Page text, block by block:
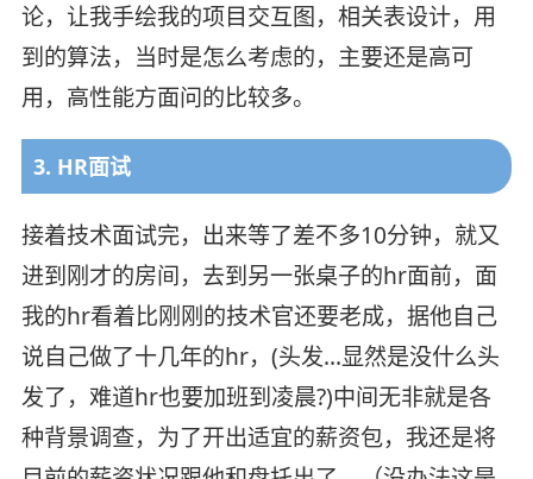
论，让我手绘我的项目交互图，相关表设计，用
到的算法，当时是怎么考虑的，主要还是高可
用，高性能方面问的比较多。
3. HR面试
接着技术面试完，出来等了差不多10分钟，就又
进到刚才的房间，去到另一张桌子的hr面前，面
我的hr看着比刚刚的技术官还要老成，据他自己
说自己做了十几年的hr，(头发…显然是没什么头
发了，难道hr也要加班到凌晨?)中间无非就是各
种背景调查，为了开出适宜的薪资包，我还是将